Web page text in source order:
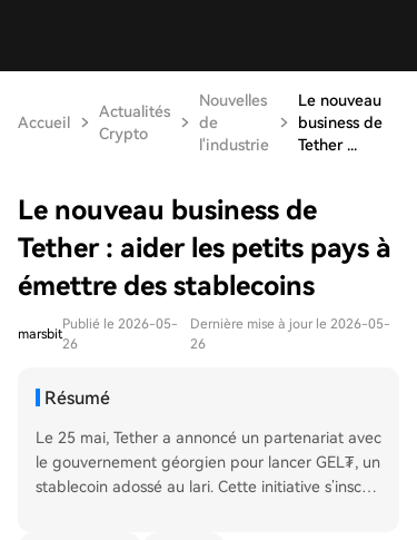
Accueil
Actualités
Crypto
Nouvelles
de
l'industrie
Le nouveau
business de
Tether ...
Le nouveau business de
Tether : aider les petits pays à
émettre des stablecoins
marsbit
Publié le 2026-05-
26
Dernière mise à jour le 2026-05-
26
Résumé
Le 25 mai, Tether a annoncé un partenariat avec
le gouvernement géorgien pour lancer GEL₮, un
stablecoin adossé au lari. Cette initiative s’inscrit